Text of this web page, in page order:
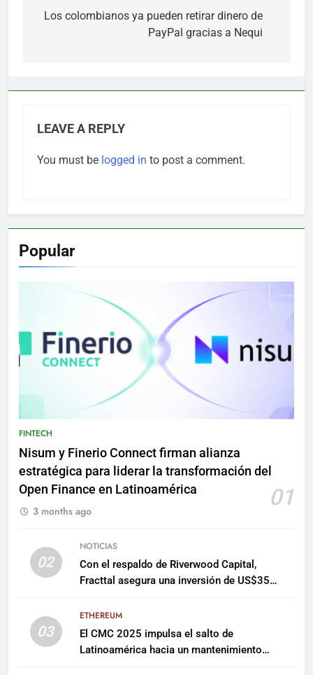
navigation
Los colombianos ya pueden retirar dinero de
PayPal gracias a Nequi
LEAVE A REPLY
You must be logged in to post a comment.
Popular
FINTECH
Nisum y Finerio Connect firman alianza
estratégica para liderar la transformación del
Open Finance en Latinoamérica
01
3 months ago
02
NOTICIAS
Con el respaldo de Riverwood Capital,
Fracttal asegura una inversión de US$35
03
ETHEREUM
El CMC 2025 impulsa el salto de
Latinoamérica hacia un mantenimiento